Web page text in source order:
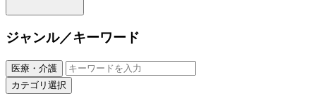
ジャンル／キーワード
医療・介護
カテゴリ選択